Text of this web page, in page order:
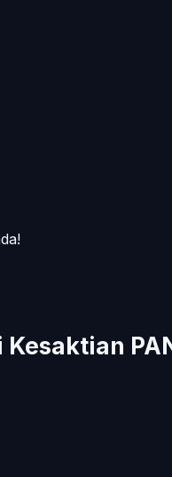
Kesaktian